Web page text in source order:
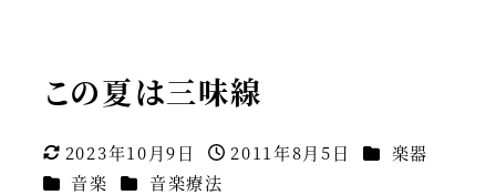
この夏は三味線
更新日
2023年10月9日
投稿日
2011年8月5日 カテゴリー
楽器
カテゴリー
音楽 カテゴリー
音楽療法